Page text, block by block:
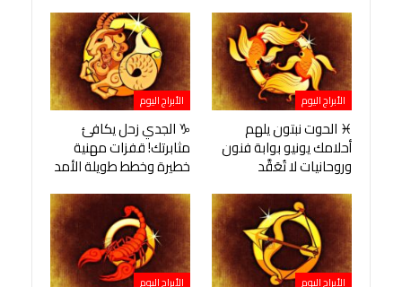
الأبراج اليوم
♓ الحوت نبتون يلهم
أحلامك يونيو بوابة فنون
وروحانيات لا تُعَقَّد
الأبراج اليوم
♑ الجدي زحل يكافئ
مثابرتك! قفزات مهنية
خطيرة وخطط طويلة الأمد
الأبراج اليوم الأبراج اليوم